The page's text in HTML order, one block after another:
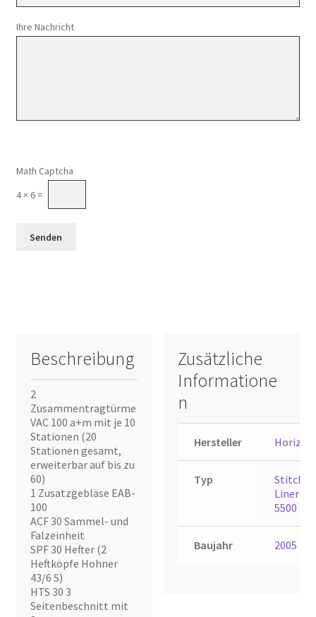
Ihre Nachricht
Math Captcha
4 × 6 =
Beschreibung
2
Zusammentragtürme
VAC 100 a+m mit je 10
Stationen (20
Stationen gesamt,
erweiterbar auf bis zu
60)
1 Zusatzgebläse EAB-
100
ACF 30 Sammel- und
Falzeinheit
SPF 30 Hefter (2
Heftköpfe Hohner
43/6 S)
HTS 30 3
Seitenbeschnitt mit
Zusätzliche
Informatione
n
Hersteller Horizon
Typ
Stitch
Liner
5500
Baujahr 2005